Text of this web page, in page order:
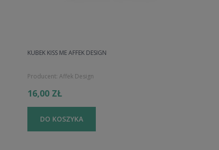
KUBEK KISS ME AFFEK DESIGN
Producent: Affek Design
16,00 ZŁ
DO KOSZYKA